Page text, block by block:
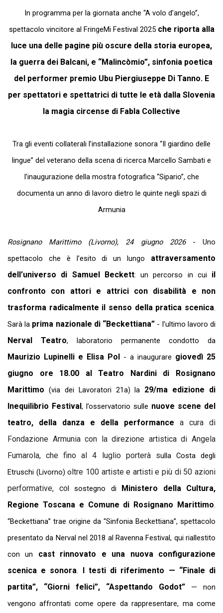
In programma per la giornata anche “A volo d’angelo”,
spettacolo vincitore al FringeMi Festival 2025 che riporta alla
luce una delle pagine più oscure della storia europea,
la guerra dei Balcani, e “Malincòmio”, sinfonia poetica
del performer premio Ubu Piergiuseppe Di Tanno. E
per spettatori e spettatrici di tutte le età dalla Slovenia
la magia circense di Fabla Collective
Tra gli eventi collaterali l’installazione sonora “Il giardino delle
lingue” del veterano della scena di ricerca Marcello Sambati e
l’inaugurazione della mostra fotografica “Sipario”, che
documenta un anno di lavoro dietro le quinte negli spazi di
Armunia
Rosignano Marittimo (Livorno), 24 giugno 2026 - Uno
spettacolo che è l’esito di un lungo attraversamento
dell’universo di Samuel Beckett: un percorso in cui il
confronto con attori e attrici con disabilità e non
trasforma radicalmente il senso della pratica scenica.
Sarà la prima nazionale di “Beckettiana” - l’ultimo lavoro di
Nerval Teatro, laboratorio permanente condotto da
Maurizio Lupinelli e Elisa Pol - a inaugurare giovedì 25
giugno ore 18.00 al Teatro Nardini di Rosignano
Marittimo (via dei Lavoratori 21a) la 29/ma edizione di
Inequilibrio Festival, l’osservatorio sulle nuove scene del
teatro, della danza e della performance
a cura di
Fondazione Armuniacon la direzione artistica diAngela
Fumarola, che fino al 4 luglio porterà sulla Costa degli
Etruschi (Livorno) oltre 100 artiste e artisti e più di 50 azioni
performative, col sostegno di Ministero della Cultura,
Regione Toscana e Comune di Rosignano Marittimo.
“Beckettiana” trae origine da “Sinfonia Beckettiana”, spettacolo
presentato da Nerval nel 2018 al Ravenna Festival, qui riallestito
con un cast rinnovato e una nuova configurazione
scenica e sonora. I testi di riferimento — “Finale di
partita”, “Giorni felici”, “Aspettando Godot” — non
vengono affrontati come opere da rappresentare, ma come